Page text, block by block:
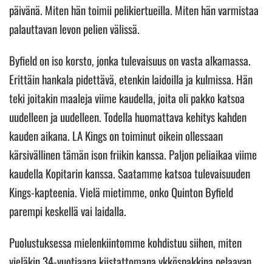
päivänä. Miten hän toimii pelikiertueilla. Miten hän varmistaa
palauttavan levon pelien välissä.
Byfield on iso korsto, jonka tulevaisuus on vasta alkamassa.
Erittäin hankala pidettävä, etenkin laidoilla ja kulmissa. Hän
teki joitakin maaleja viime kaudella, joita oli pakko katsoa
uudelleen ja uudelleen. Todella huomattava kehitys kahden
kauden aikana. LA Kings on toiminut oikein ollessaan
kärsivällinen tämän ison friikin kanssa. Paljon peliaikaa viime
kaudella Kopitarin kanssa. Saatamme katsoa tulevaisuuden
Kings-kapteenia. Vielä mietimme, onko Quinton Byfield
parempi keskellä vai laidalla.
Puolustuksessa mielenkiintomme kohdistuu siihen, miten